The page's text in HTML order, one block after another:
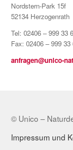
Nordstern-Park 15f
52134 Herzogenrath
Tel: 02406 – 999 33
Fax: 02406 – 999 33
anfragen@unico-
© Unico –
Impressum und